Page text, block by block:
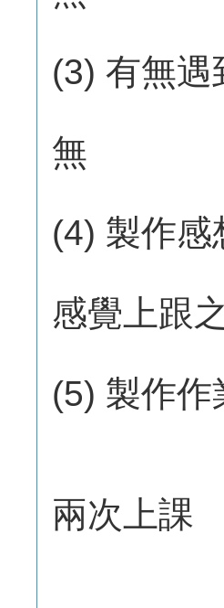
(3) 有無遇
無
(4) 製作感
感覺上跟
(5) 製作作
兩次上課